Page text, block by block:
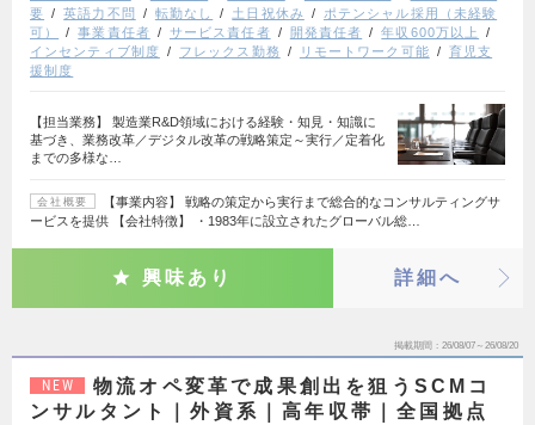
要
英語力不問 転勤なし 土日祝休み
ポテンシャル採用（未経験
可）
事業責任者 サービス責任者 開発責任者
年収600万以上
インセンティブ制度
フレックス勤務 リモートワーク可能
育児支
援制度
【担当業務】 製造業R&D領域における経験・知見・知識に
基づき、業務改革／デジタル改革の戦略策定～実行／定着化
までの多様な…
会社概要
【事業内容】 戦略の策定から実行まで総合的なコンサルティングサ
ービスを提供 【会社特徴】 ・1983年に設立されたグローバル総…
興味あり 詳細へ
掲載期間 26/08/07～26/08/20
NEW
物流オペ変革で成果創出を狙うSCMコ
ンサルタント｜外資系｜高年収帯｜全国拠点